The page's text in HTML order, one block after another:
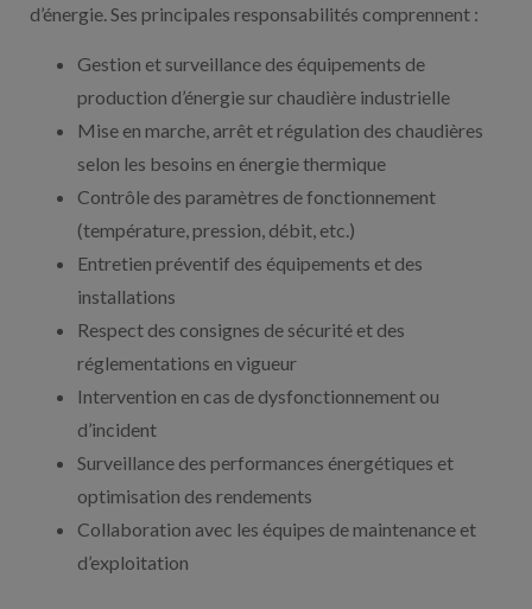
d’énergie. Ses principales responsabilités comprennent :
Gestion et surveillance des équipements de
production d’énergie sur chaudière industrielle
Mise en marche, arrêt et régulation des chaudières
selon les besoins en énergie thermique
Contrôle des paramètres de fonctionnement
(température, pression, débit, etc.)
Entretien préventif des équipements et des
installations
Respect des consignes de sécurité et des
réglementations en vigueur
Intervention en cas de dysfonctionnement ou
d’incident
Surveillance des performances énergétiques et
optimisation des rendements
Collaboration avec les équipes de maintenance et
d’exploitation